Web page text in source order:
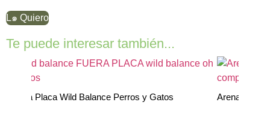
L๑ Quiero
Te puede interesar también...
Fuera Placa Wild Balance Perros y Gatos Arena